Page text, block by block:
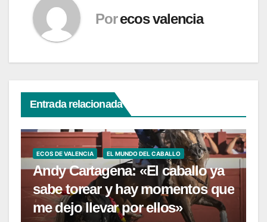
Por ecos valencia
Entrada relacionada
ECOS DE VALENCIA EL MUNDO DEL CABALLO
Andy Cartagena: «El caballo ya
sabe torear y hay momentos que
me dejo llevar por ellos»